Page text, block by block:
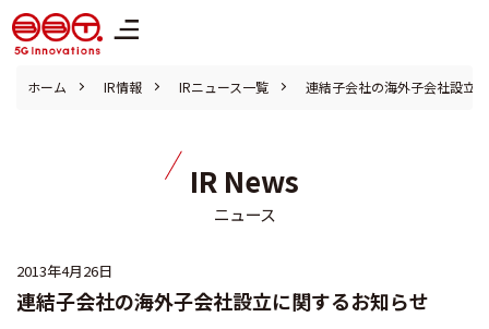
株式会社ブロードバンドタワー
ホーム IR情報 IRニュース一覧 連結子会社の海外子会社設立
IR News
ニュース
2013年4月26日
連結子会社の海外子会社設立に関するお知らせ